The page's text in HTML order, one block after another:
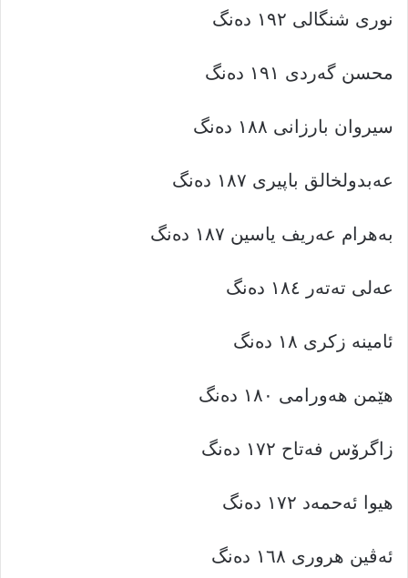
نوری شنگالی ١٩٢ دەنگ
محسن گەردی ١٩١ دەنگ
سیروان بارزانی ١٨٨ دەنگ
عەبدولخالق باپیری ١٨٧ دەنگ
بەهرام عەریف یاسین ١٨٧ دەنگ
عەلی تەتەر ١٨٤ دەنگ
ئامینە زکری ١٨ دەنگ
هێمن هەورامی ١٨٠ دەنگ
زاگرۆس فەتاح ١٧٢ دەنگ
هیوا ئەحمەد ١٧٢ دەنگ
ئەڤین هروری ١٦٨ دەنگ